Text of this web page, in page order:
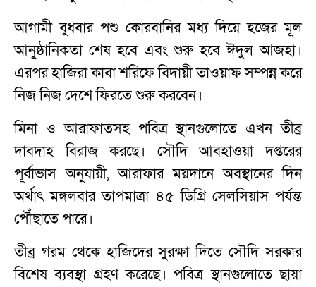
আগামী বুধবার পশু কোরবানির মধ্য দিয়ে হজের মূল
আনুষ্ঠানিকতা শেষ হবে এবং শুরু হবে ঈদুল আজহা।
এরপর হাজিরা কাবা শরিফে বিদায়ী তাওয়াফ সম্পন্ন করে
নিজ নিজ দেশে ফিরতে শুরু করবেন।
মিনা ও আরাফাতসহ পবিত্র স্থানগুলোতে এখন তীব্র
দাবদাহ বিরাজ করছে। সৌদি আবহাওয়া দপ্তরের
পূর্বাভাস অনুযায়ী, আরাফার ময়দানে অবস্থানের দিন
অর্থাৎ মঙ্গলবার তাপমাত্রা ৪৫ ডিগ্রি সেলসিয়াস পর্যন্ত
পৌঁছাতে পারে।
তীব্র গরম থেকে হাজিদের সুরক্ষা দিতে সৌদি সরকার
বিশেষ ব্যবস্থা গ্রহণ করেছে। পবিত্র স্থানগুলোতে ছায়া